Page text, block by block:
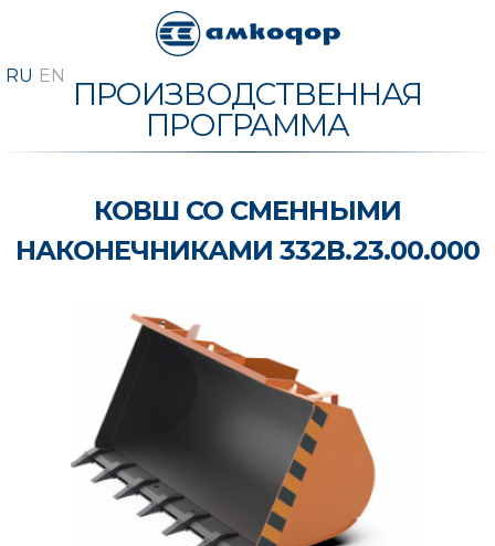
ПРОИЗВОДСТВЕННАЯ
ПРОГРАММА
КОВШ СО СМЕННЫМИ
НАКОНЕЧНИКАМИ 332В.23.00.000